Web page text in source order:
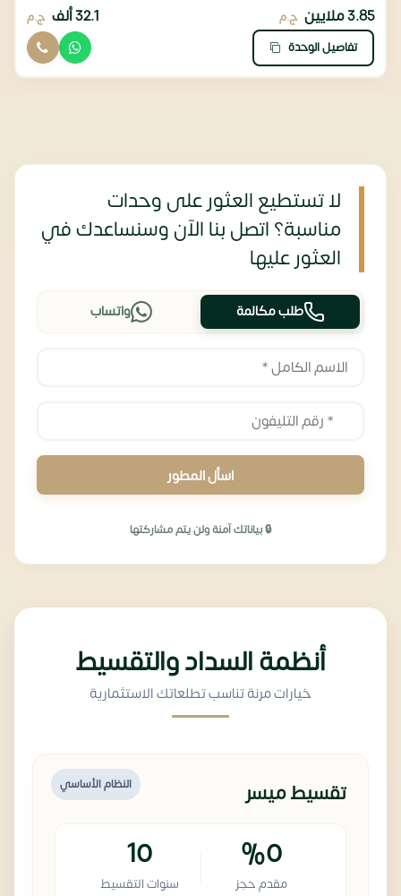
3.85 ملايين ج.م 32.1 ألف ج.م
تفاصيل الوحدة
لا تستطيع العثور على وحدات
مناسبة؟ اتصل بنا الآن وسنساعدك في
العثور عليها
طلب مكالمة واتساب
اسأل المطور
🔒 بياناتك آمنة ولن يتم مشاركتها
أنظمة السداد والتقسيط
خيارات مرنة تناسب تطلعاتك الاستثمارية
النظام الأساسي تقسيط ميسر
%0
مقدم حجز
10
سنوات التقسيط